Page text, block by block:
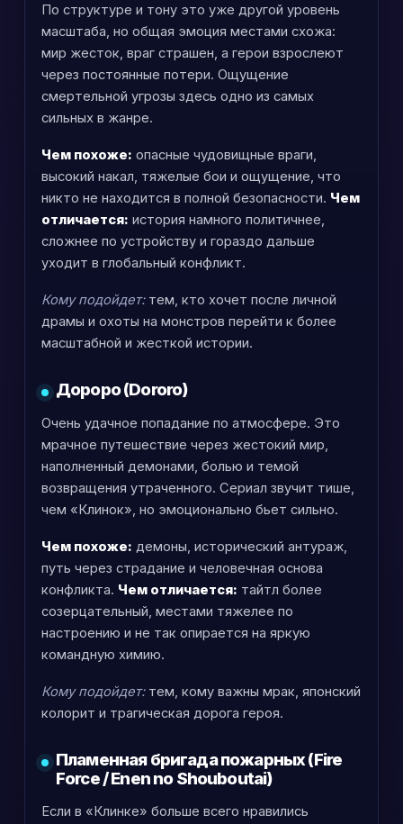
По структуре и тону это уже другой уровень
масштаба, но общая эмоция местами схожа:
мир жесток, враг страшен, а герои взрослеют
через постоянные потери. Ощущение
смертельной угрозы здесь одно из самых
сильных в жанре.
Чем похоже: опасные чудовищные враги,
высокий накал, тяжелые бои и ощущение, что
никто не находится в полной безопасности. Чем
отличается: история намного политичнее,
сложнее по устройству и гораздо дальше
уходит в глобальный конфликт.
Кому подойдет:тем, кто хочет после личной
драмы и охоты на монстров перейти к более
масштабной и жесткой истории.
Дороро (Dororo)
Очень удачное попадание по атмосфере. Это
мрачное путешествие через жестокий мир,
наполненный демонами, болью и темой
возвращения утраченного. Сериал звучит тише,
чем «Клинок», но эмоционально бьет сильно.
Чем похоже: демоны, исторический антураж,
путь через страдание и человечная основа
конфликта. Чем отличается: тайтл более
созерцательный, местами тяжелее по
настроению и не так опирается на яркую
командную химию.
Кому подойдет:тем, кому важны мрак, японский
колорит и трагическая дорога героя.
Пламенная бригада пожарных (Fire
Force / Enen no Shouboutai)
Если в «Клинке» больше всего нравились